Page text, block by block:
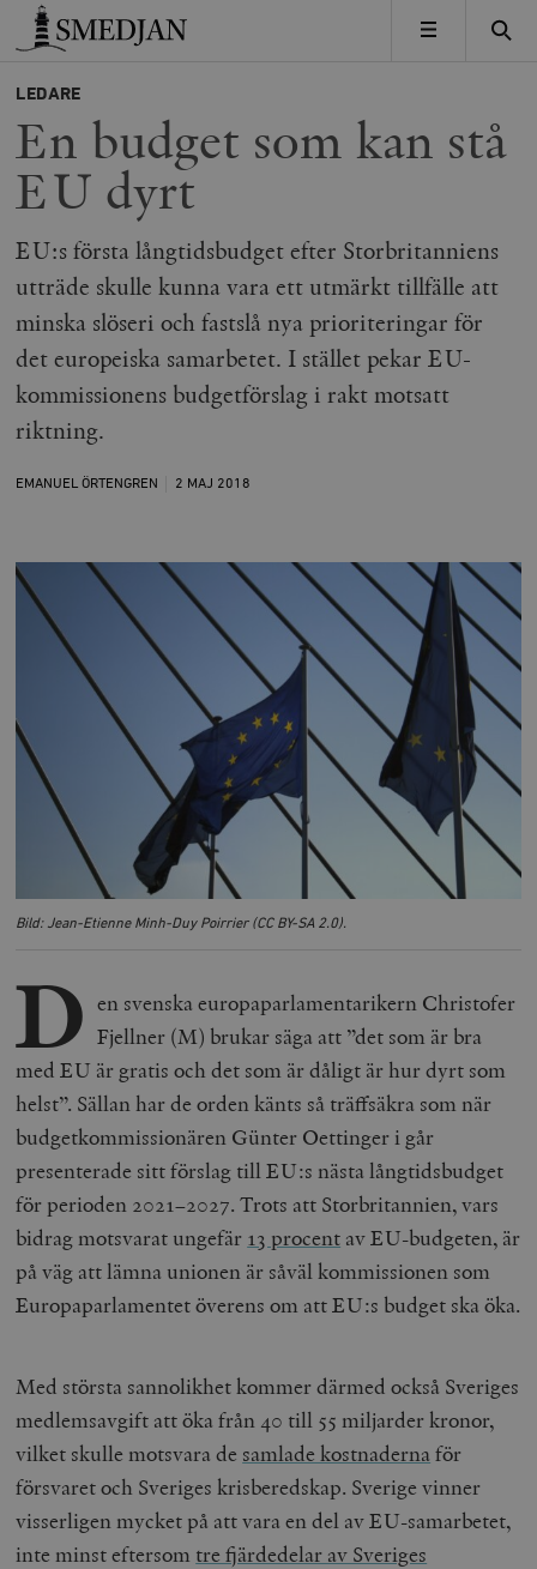
Timbro
MENY
LEDARE
En budget som kan stå
EU dyrt
EU:s första långtidsbudget efter Storbritanniens
utträde skulle kunna vara ett utmärkt tillfälle att
minska slöseri och fastslå nya prioriteringar för
det europeiska samarbetet. I stället pekar EU-
kommissionens budgetförslag i rakt motsatt
riktning.
EMANUEL ÖRTENGREN 2 MAJ 2018
Bild: Jean-Etienne Minh-Duy Poirrier (CC BY-SA 2.0).
D en svenska europaparlamentarikern Christofer
Fjellner (M) brukar säga att ”det som är bra
med EU är gratis och det som är dåligt är hur dyrt som
helst”. Sällan har de orden känts så träffsäkra som när
budgetkommissionären Günter Oettinger i går
presenterade sitt förslag till EU:s nästa långtidsbudget
för perioden 2021–2027. Trots att Storbritannien, vars
bidrag motsvarat ungefär 13 procent av EU-budgeten, är
på väg att lämna unionen är såväl kommissionen som
Europaparlamentet överens om att EU:s budget ska öka.
Med största sannolikhet kommer därmed också Sveriges
medlemsavgift att öka från 40 till 55 miljarder kronor,
vilket skulle motsvara de samlade kostnaderna för
försvaret och Sveriges krisberedskap. Sverige vinner
visserligen mycket på att vara en del av EU-samarbetet,
inte minst eftersom tre fjärdedelar av Sveriges